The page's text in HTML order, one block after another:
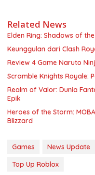
Related News
Elden Ring: Shadows of
Keunggulan dari Clash
Review 4 Game Naruto
Scramble Knights Royale:
Realm of Valor: Dunia
Epik
Heroes of the Storm:
Blizzard
Games News Update
Top Up Roblox